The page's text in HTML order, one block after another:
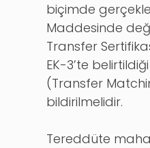
biçimde
Maddesinde
Transfer
EK-3’te
(Transfer
bildirilmelidir.
Tereddüte